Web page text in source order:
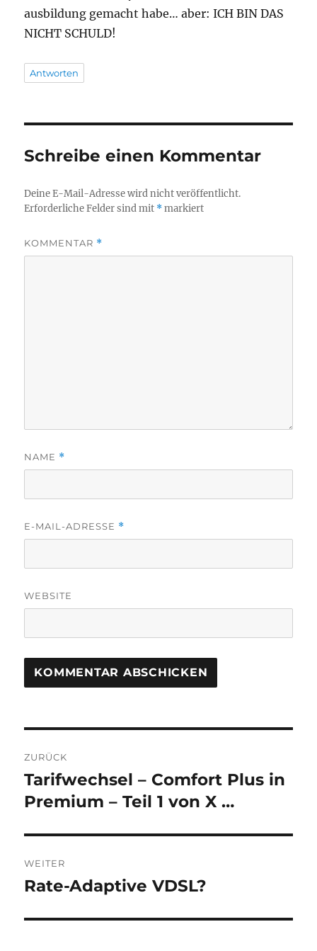
ausbildung gemacht habe… aber: ICH BIN DAS
NICHT SCHULD!
Antworten
Schreibe einen Kommentar
Deine E-Mail-Adresse wird nicht veröffentlicht.
Erforderliche Felder sind mit *markiert
KOMMENTAR *
NAME *
E-MAIL-ADRESSE *
WEBSITE
ZURÜCK
Vorheriger
Beitrag:
Tarifwechsel – Comfort Plus in
Premium – Teil 1 von X …
WEITER
Nächster
Rate-Adaptive VDSL?